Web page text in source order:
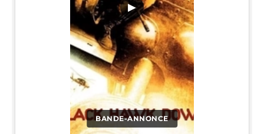
BANDE-ANNONCE
▶